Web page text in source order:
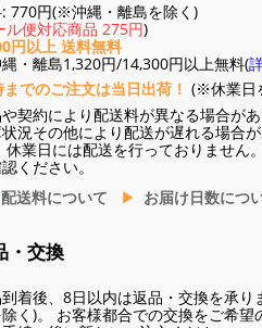
770円(※沖縄・離島を除く)
ル便対応商品 275円)
円以上 送料無料
・離島1,320円/14,300円以上無料(
までのご注文は当日出荷！ (※休業日
契約により配送料が異なる場合があ
況その他により配送が遅れる場合
休業日には配送を行っておりません。
ください。
配送料について
お届け日数につ
・交換
着後、8日以内は返品・交換を承り
く)。 お客様都合での交換をご希望